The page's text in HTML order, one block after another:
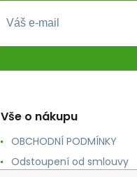
Vše o nákupu
OBCHODNÍ PODMÍNKY
Odstoupení od smlouvy